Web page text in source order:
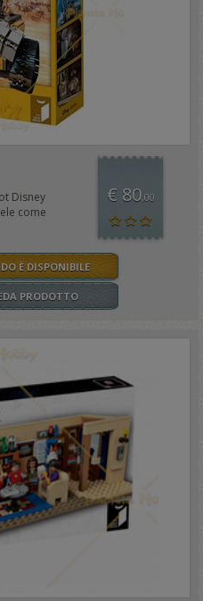
Disney
come
€ 80,00
È DISPONIBILE
PRODOTTO